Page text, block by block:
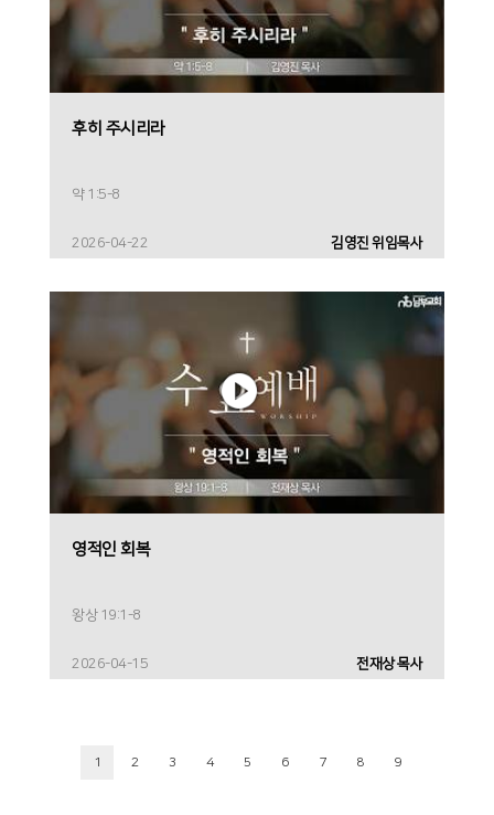
후히 주시리라
약 1:5-8
2026-04-22 김영진 위임목사
영적인 회복
왕상 19:1-8
2026-04-15 전재상 목사
1 2 3 4 5 6 7 8 9